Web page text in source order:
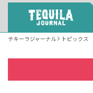
テキーラジャーナル トピックス